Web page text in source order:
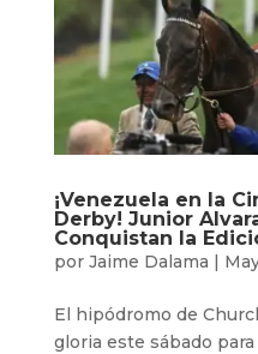
¡Venezuela en la
Derby! Junior
Conquistan la
por Jaime Dalama |
El hipódromo de
gloria este sábado